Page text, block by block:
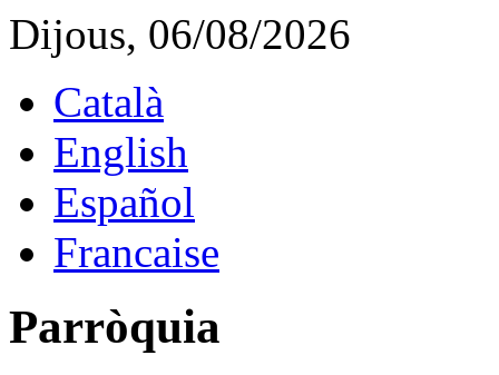
Dijous, 06/08/2026
Català
English
Español
Francaise
Parròquia